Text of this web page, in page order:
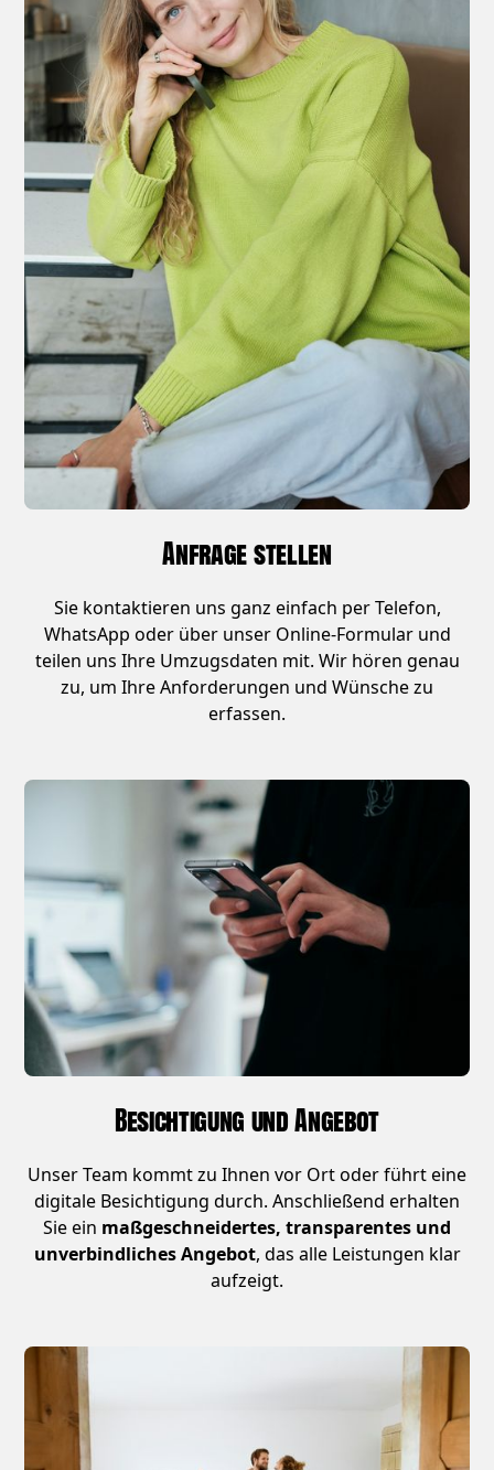
Anfrage stellen
Sie kontaktieren uns ganz einfach per Telefon,
WhatsApp oder über unser Online-Formular und
teilen uns Ihre Umzugsdaten mit. Wir hören genau
zu, um Ihre Anforderungen und Wünsche zu
erfassen.
Besichtigung und Angebot
Unser Team kommt zu Ihnen vor Ort oder führt eine
digitale Besichtigung durch. Anschließend erhalten
Sie ein maßgeschneidertes, transparentes und
unverbindliches Angebot, das alle Leistungen klar
aufzeigt.